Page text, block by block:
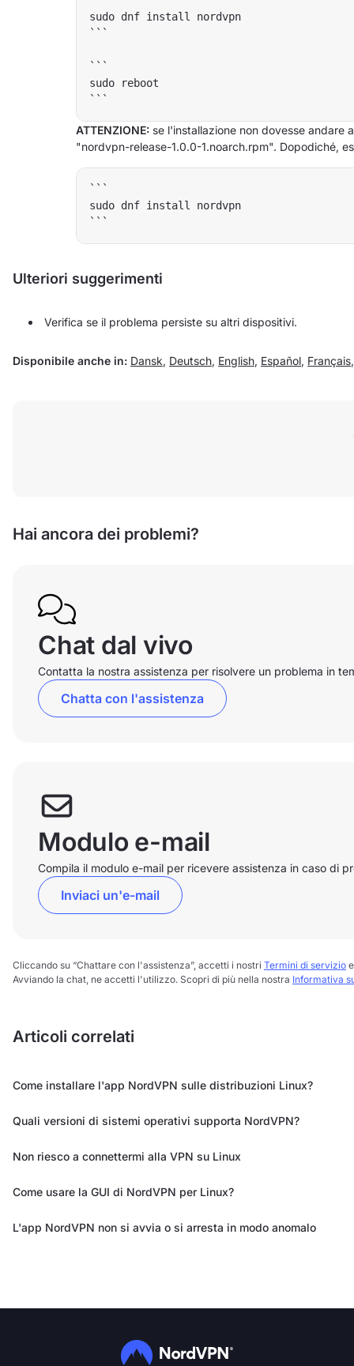
sudo dnf install nordvpn
```
```
sudo reboot
ATTENZIONE: se l'installazione non dovesse andare
"nordvpn-release-1.0.0-1.noarch.rpm". Dopodiché,
```
sudo dnf install nordvpn
Ulteriori suggerimenti
Verifica se il problema persiste su altri dispositivi.
Disponibile anche in: Dansk, Deutsch, English, Español, Français
Hai ancora dei problemi?
Chat dal vivo
Contatta la nostra assistenza per risolvere un problema in
Chatta con l'assistenza
Modulo e-mail
Compila il modulo e-mail per ricevere assistenza in caso di
Inviaci un'e-mail
Cliccando su “Chattare con l'assistenza”, accetti i nostri Termini di servizio
Avviando la chat, ne accetti l'utilizzo. Scopri di più nella nostra Informativa
Articoli correlati
Come installare l'app NordVPN sulle distribuzioni Linux?
Quali versioni di sistemi operativi supporta NordVPN?
Non riesco a connettermi alla VPN su Linux
Come usare la GUI di NordVPN per Linux?
L'app NordVPN non si avvia o si arresta in modo anomalo